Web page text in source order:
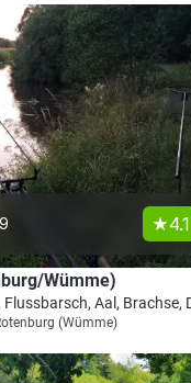
4.1
Wümme)
Aal, Brachse,
(Wümme)